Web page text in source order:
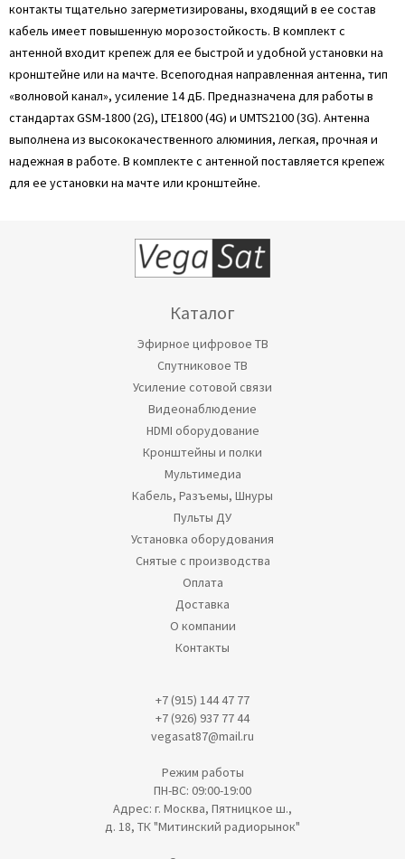
контакты тщательно загерметизированы, входящий в ее состав
кабель имеет повышенную морозостойкость. В комплект с
антенной входит крепеж для ее быстрой и удобной установки на
кронштейне или на мачте. Всепогодная направленная антенна, тип
«волновой канал», усиление 14 дБ. Предназначена для работы в
стандартах GSM-1800 (2G), LTE1800 (4G) и UMTS2100 (3G). Антенна
выполнена из высококачественного алюминия, легкая, прочная и
надежная в работе. В комплекте с антенной поставляется крепеж
для ее установки на мачте или кронштейне.
Каталог
Эфирное цифровое ТВ
Спутниковое ТВ
Усиление сотовой связи
Видеонаблюдение
HDMI оборудование
Кронштейны и полки
Мультимедиа
Кабель, Разъемы, Шнуры
Пульты ДУ
Установка оборудования
Снятые с производства
Оплата
Доставка
О компании
Контакты
+7 (915) 144 47 77
+7 (926) 937 77 44
vegasat87@mail.ru
Режим работы
ПН-ВС: 09:00-19:00
Адрес: г. Москва, Пятницкое ш.,
д. 18, ТК "Митинский радиорынок"